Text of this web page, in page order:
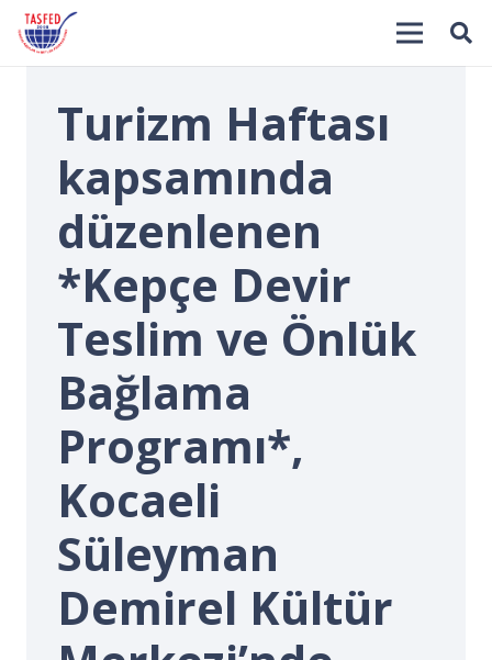
Turizm Haftası
kapsamında
düzenlenen
*Kepçe Devir
Teslim ve Önlük
Bağlama
Programı*,
Kocaeli
Süleyman
Demirel Kültür